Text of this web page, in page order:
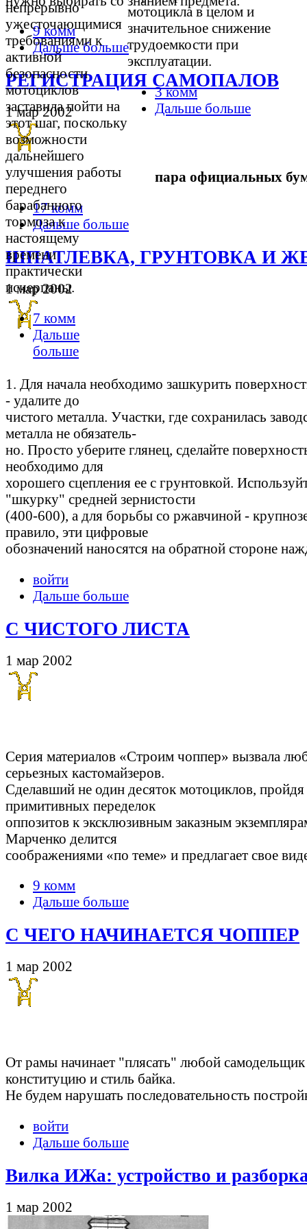
9 комм
Дальше больше
РЕГИСТРАЦИЯ САМОПАЛОВ
1 мар 2002
пара официальных
17 комм
Дальше больше
ШПАТЛЕВКА, ГРУНТОВКА И
1 мар 2002
1. Для начала необходимо зашкурить
- удалите до
чистого металла. Участки, где сохранилась
металла не обязатель-
но. Просто уберите глянец, сделайте
необходимо для
хорошего сцепления ее с грунтовкой.
"шкурку" средней зернистости
(400-600), а для борьбы со ржавчиной -
правило, эти цифровые
обозначений наносятся на обратной стороне
войти
Дальше больше
С ЧИСТОГО ЛИСТА
1 мар 2002
Серия материалов «Строим чоппер» вызвала
серьезных кастомайзеров.
Сделавший не один десяток мотоциклов,
примитивных переделок
оппозитов к эксклюзивным заказным
Марченко делится
соображениями «по теме» и предлагает свое
9 комм
Дальше больше
С ЧЕГО НАЧИНАЕТСЯ ЧОППЕР
1 мар 2002
От рамы начинает "плясать" любой самодельщик
конституцию и стиль байка.
Не будем нарушать последовательность
войти
Дальше больше
Вилка ИЖа: устройство и
1 мар 2002
непрерывно
ужесточающимися
требованиями к
активной
безопасности
мотоциклов
заставила пойти на
этот шаг, поскольку
возможности
дальнейшего
улучшения работы
переднего
барабанного
тормоза к
настоящему
времени
практически
исчерпаны.
7 комм
Дальше
больше
мотоцикла в целом и
значительное снижение
трудоемкости при
эксплуатации.
3 комм
Дальше больше